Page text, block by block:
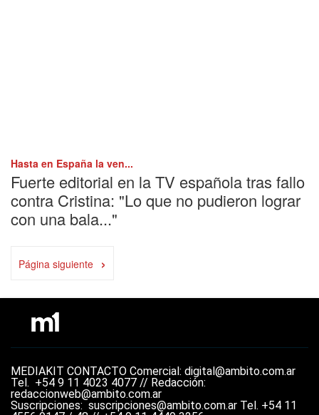
Hasta en España la ven...
Fuerte editorial en la TV española tras fallo
contra Cristina: "Lo que no pudieron lograr
con una bala..."
Página siguiente ›
MEDIAKIT CONTACTO Comercial: digital@ambito.com.ar
Tel. +54 9 11 4023 4077 // Redacción:
redaccionweb@ambito.com.ar
Suscripciones: suscripciones@ambito.com.ar Tel. +54 11